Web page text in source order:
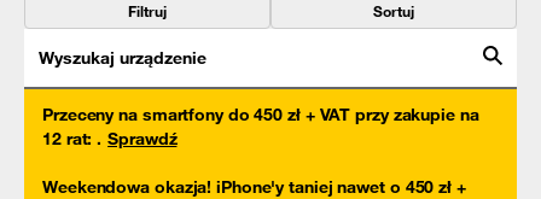
Filtruj Sortuj
Wyszukaj urządzenie
Przeceny na smartfony do 450 zł + VAT przy zakupie na
12 rat: . Sprawdź
Weekendowa okazja! iPhone'y taniej nawet o 450 zł +